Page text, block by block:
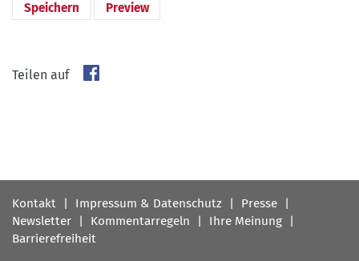
Teilen auf
Fußbereichsmenü
Kontakt Impressum & Datenschutz
Presse
Newsletter
Kommentarregeln
Ihre Meinung
Barrierefreiheit